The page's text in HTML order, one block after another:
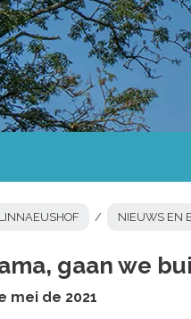
LINNAEUSHOF NIEUWS EN
gaan we
mei de 2021